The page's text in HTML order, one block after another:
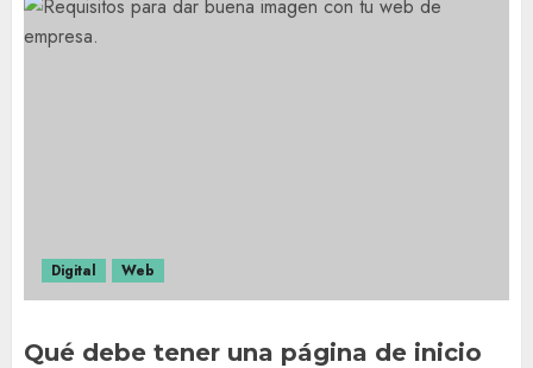
Digital Web
Qué debe tener una página de inicio